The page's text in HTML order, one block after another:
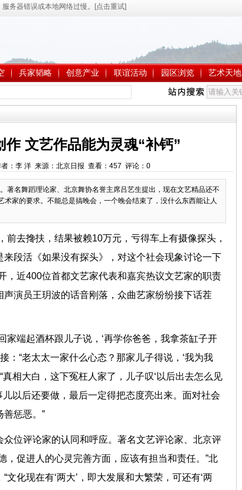
兵家韬略 创意产业 联谊活动 园区浏览 艺术天地
文艺作品能为灵魂“补钙”
：李 洋 来源：北京日报 查看： 457 评论： 0
著名舞蹈理论家、北京舞协名誉主席吕艺生提出，现在文艺精品还不
家的要求。不能总是搞晚会，一个晚会结束了，没什么东西能让人
前去搀扶，结果被赖10万元，亏得车上有摄像探头，
段活《如果没有探头》，对这个社会现象讨论一下
，近400位首都文艺家代表和嘉宾热议文艺家的职责
演员王玥波的话音刚落，众曲艺家纷纷接下话茬
家端起酒杯跟儿子说，‘再学你爸爸，我拿茶缸子开
：“老太太一家什么心态？那家儿子得说，‘我为我
真相大白，这下冤枉人家了，儿子叹‘以后出去怎么见
儿以后还要做，最后一定得把态度亮出来。面对社会
惩恶。”
位评论家的认同和呼应。著名文艺评论家、北京评
，促进人的心灵完善方面，应该有担当和责任。”北
化现在有‘两大’，即大发展和大繁荣，可还有‘两